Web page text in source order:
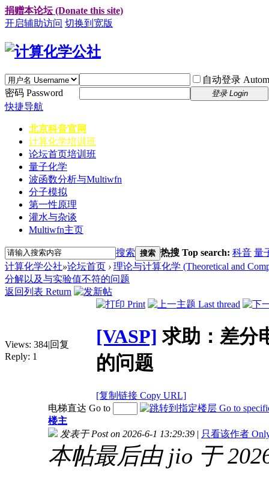
捐赠本论坛 (Donate this site)
开启辅助访问 切换到宽版
自动登录
密码 Password
登录 Login
快捷导航
北京科音官网
计算化学培训班
论坛首页培训班
量子化学
波函数分析与Multiwfn
分子模拟
第一性原理
灌水与杂谈
Multiwfn主页
搜索 搜索 热搜 Top search: 科音 量
计算化学公社»论坛首页 › 理论与计算化学 (Theoretical and
分解以及与实验值不符的问题
返回列表 Return
Views: 384|回复
Reply: 1
[VASP] 求助：差分
的问题
[复制链接 Copy URL]
电梯直达 Go to
楼主
发表于 Post on 2026-6-1 13:29:39 | 只看该作者
本帖最后由 jio 于